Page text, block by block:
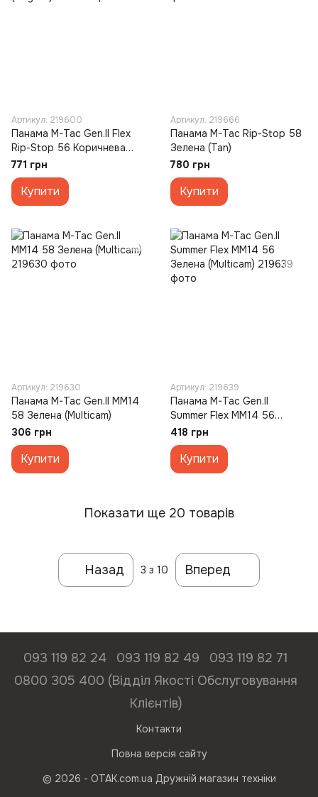
Артикул: 219600
Панама M-Tac Gen.II Flex
Rip-Stop 56 Коричнева
(Coyote)
771 грн
Купити
Артикул: 219666
Панама M-Tac Rip-Stop 58
Зелена (Tan)
780 грн
Купити
Артикул: 219630
Панама M-Tac Gen.II MM14
58 Зелена (Multicam)
306 грн
Купити
Артикул: 219639
Панама M-Tac Gen.II
Summer Flex MM14 56
Зелена (Multicam)
418 грн
Купити
Показати ще 20 товарів
Назад 3 з 10 Вперед
093 119 82 24 093 119 82 49
093 119 82 71
0800 305 400 (Відділ Якості Обслуговування
Клієнтів)
Контакти
Повна версія сайту
© 2026 - ОТАК.com.ua Дружній магазин техніки